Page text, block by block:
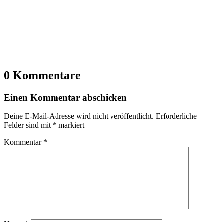
0 Kommentare
Einen Kommentar abschicken
Deine E-Mail-Adresse wird nicht veröffentlicht. Erforderliche
Felder sind mit * markiert
Kommentar *